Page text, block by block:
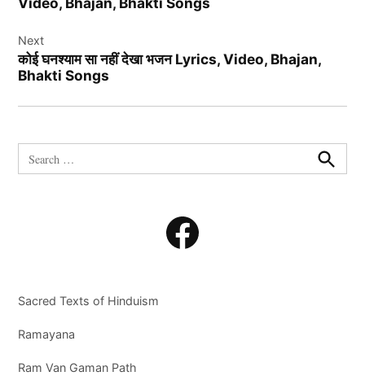
Next
कोई घनश्याम सा नहीं देखा भजन Lyrics, Video, Bhajan,
Bhakti Songs
Search
for:
Search
Facebook
Sacred Texts of Hinduism
Ramayana
Ram Van Gaman Path